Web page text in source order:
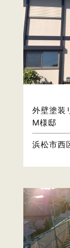
外壁塗装
M様邸
浜松市西